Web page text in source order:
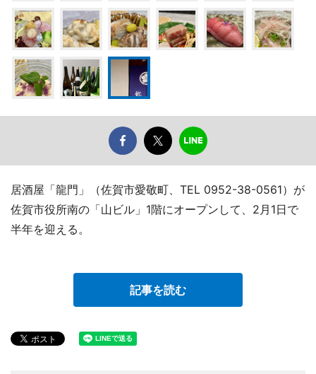
居酒屋「龍門」（佐賀市愛敬町、TEL 0952-38-0561）が
佐賀市役所南の「山ビル」1階にオープンして、2月1日で
半年を迎える。
記事を読む